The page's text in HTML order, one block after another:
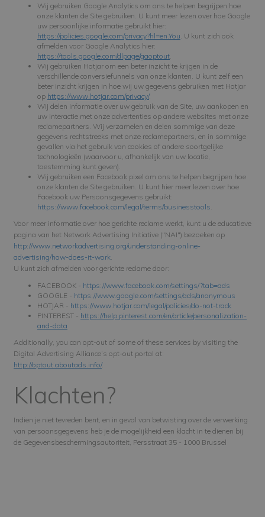
Wij gebruiken Google Analytics om ons te helpen begrijpen hoe
onze klanten de Site gebruiken. U kunt meer lezen over hoe Google
uw persoonlijke informatie gebruikt hier:
https://policies.google.com/privacy?hl=en.You . U kunt zich ook
afmelden voor Google Analytics hier:
https://tools.google.com/dlpage/gaoptout
Wij gebruiken Hotjar om een beter inzicht te krijgen in de
verschillende conversiefunnels van onze klanten. U kunt zelf een
beter inzicht krijgen in hoe wij uw gegevens gebruiken met Hotjar
op https://www.hotjar.com/privacy/.
Wij delen informatie over uw gebruik van de Site, uw aankopen en
uw interactie met onze advertenties op andere websites met onze
reclamepartners. Wij verzamelen en delen sommige van deze
gegevens rechtstreeks met onze reclamepartners, en in sommige
gevallen via het gebruik van cookies of andere soortgelijke
technologieën (waarvoor u, afhankelijk van uw locatie,
toestemming kunt geven).
Wij gebruiken een Facebook pixel om ons te helpen begrijpen hoe
onze klanten de Site gebruiken. U kunt hier meer lezen over hoe
Facebook uw Persoonsgegevens gebruikt:
https://www.facebook.com/legal/terms/businesstools
Voor meer informatie over hoe gerichte reclame werkt, kunt u de educatieve
pagina van het Network Advertising Initiative ("NAI") bezoeken op
http://www.networkadvertising.org/understanding-online-
advertising/how-does-it-work.
U kunt zich afmelden voor gerichte reclame door:
FACEBOOK - https://www.facebook.com/settings/?tab=ads
GOOGLE - https://www.google.com/settings/ads/anonymous
HOTJAR - https://www.hotjar.com/legal/policies/do-not-track
PINTEREST - https://help.pinterest.com/en/article/personalization-
and-data
Additionally, you can opt-out of some of these services by visiting the
Digital Advertising Alliance’s opt-out portal at:
http://optout.aboutads.info/.
Klachten?
Indien je niet tevreden bent, en in geval van betwisting over de verwerking
van persoonsgegevens heb je de mogelijkheid een klacht in te dienen bij
de Gegevensbeschermingsautoriteit, Persstraat 35 - 1000 Brussel